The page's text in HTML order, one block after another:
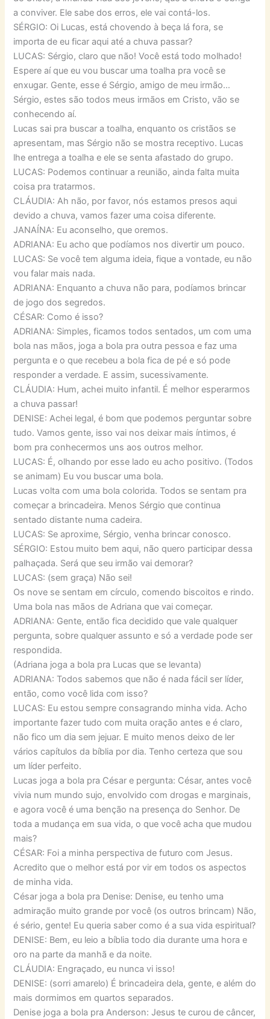
a conviver. Ele sabe dos erros, ele vai contá-los.
SÉRGIO: Oi Lucas, está chovendo à beça lá fora, se
importa de eu ficar aqui até a chuva passar?
LUCAS: Sérgio, claro que não! Você está todo molhado!
Espere aí que eu vou buscar uma toalha pra você se
enxugar. Gente, esse é Sérgio, amigo de meu irmão…
Sérgio, estes são todos meus irmãos em Cristo, vão se
conhecendo aí.
Lucas sai pra buscar a toalha, enquanto os cristãos se
apresentam, mas Sérgio não se mostra receptivo. Lucas
lhe entrega a toalha e ele se senta afastado do grupo.
LUCAS: Podemos continuar a reunião, ainda falta muita
coisa pra tratarmos.
CLÁUDIA: Ah não, por favor, nós estamos presos aqui
devido a chuva, vamos fazer uma coisa diferente.
JANAÍNA: Eu aconselho, que oremos.
ADRIANA: Eu acho que podíamos nos divertir um pouco.
LUCAS: Se você tem alguma ideia, fique a vontade, eu não
vou falar mais nada.
ADRIANA: Enquanto a chuva não para, podíamos brincar
de jogo dos segredos.
CÉSAR: Como é isso?
ADRIANA: Simples, ficamos todos sentados, um com uma
bola nas mãos, joga a bola pra outra pessoa e faz uma
pergunta e o que recebeu a bola fica de pé e só pode
responder a verdade. E assim, sucessivamente.
CLÁUDIA: Hum, achei muito infantil. É melhor esperarmos
a chuva passar!
DENISE: Achei legal, é bom que podemos perguntar sobre
tudo. Vamos gente, isso vai nos deixar mais íntimos, é
bom pra conhecermos uns aos outros melhor.
LUCAS: É, olhando por esse lado eu acho positivo. (Todos
se animam) Eu vou buscar uma bola.
Lucas volta com uma bola colorida. Todos se sentam pra
começar a brincadeira. Menos Sérgio que continua
sentado distante numa cadeira.
LUCAS: Se aproxime, Sérgio, venha brincar conosco.
SÉRGIO: Estou muito bem aqui, não quero participar dessa
palhaçada. Será que seu irmão vai demorar?
LUCAS: (sem graça) Não sei!
Os nove se sentam em círculo, comendo biscoitos e rindo.
Uma bola nas mãos de Adriana que vai começar.
ADRIANA: Gente, então fica decidido que vale qualquer
pergunta, sobre qualquer assunto e só a verdade pode ser
respondida.
(Adriana joga a bola pra Lucas que se levanta)
ADRIANA: Todos sabemos que não é nada fácil ser líder,
então, como você lida com isso?
LUCAS: Eu estou sempre consagrando minha vida. Acho
importante fazer tudo com muita oração antes e é claro,
não fico um dia sem jejuar. E muito menos deixo de ler
vários capítulos da bíblia por dia. Tenho certeza que sou
um líder perfeito.
Lucas joga a bola pra César e pergunta: César, antes você
vivia num mundo sujo, envolvido com drogas e marginais,
e agora você é uma benção na presença do Senhor. De
toda a mudança em sua vida, o que você acha que mudou
mais?
CÉSAR: Foi a minha perspectiva de futuro com Jesus.
Acredito que o melhor está por vir em todos os aspectos
de minha vida.
César joga a bola pra Denise: Denise, eu tenho uma
admiração muito grande por você (os outros brincam) Não,
é sério, gente! Eu queria saber como é a sua vida espiritual?
DENISE: Bem, eu leio a bíblia todo dia durante uma hora e
oro na parte da manhã e da noite.
CLÁUDIA: Engraçado, eu nunca vi isso!
DENISE: (sorri amarelo) É brincadeira dela, gente, e além do
mais dormimos em quartos separados.
Denise joga a bola pra Anderson: Jesus te curou de câncer,